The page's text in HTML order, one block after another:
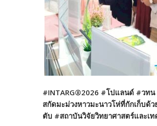
#INTARG®2026 #โปแลนด์ #วท
สกัดมะม่วงหาวมะนาวโห่ที่กักเก็บด้
ตับ #สถาบันวิจัยวิทยาศาสตร์และเ